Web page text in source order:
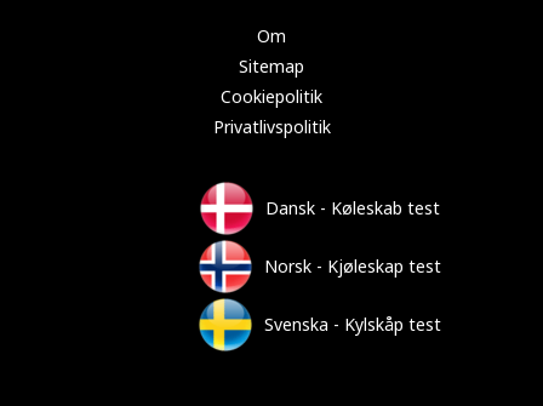
Om
Sitemap
Cookiepolitik
Privatlivspolitik
Dansk - Køleskab test
Norsk - Kjøleskap test
Svenska - Kylskåp test